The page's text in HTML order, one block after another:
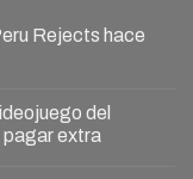
Rejects hace
del
pagar extra